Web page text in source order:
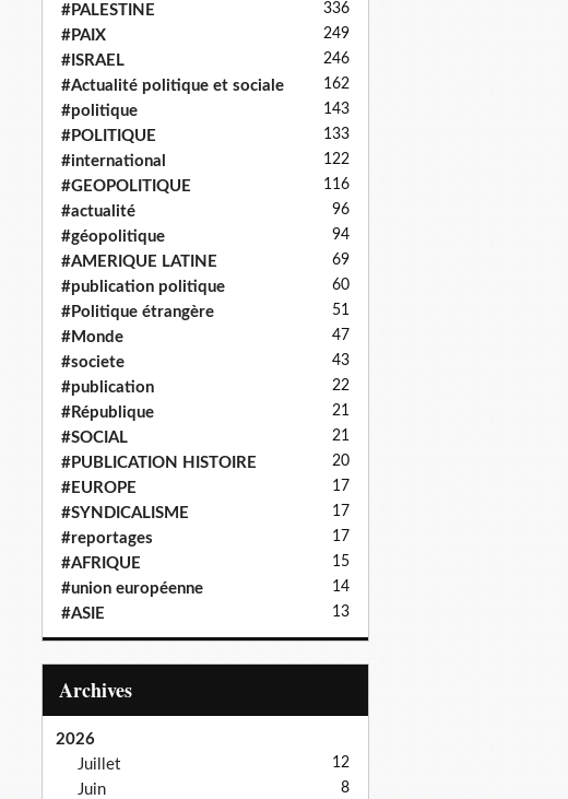
#PALESTINE 336
#PAIX 249
#ISRAEL 246
#Actualité politique et sociale 162
#politique 143
#POLITIQUE 133
#international 122
#GEOPOLITIQUE 116
#actualité 96
#géopolitique 94
#AMERIQUE LATINE 69
#publication politique 60
#Politique étrangère 51
#Monde 47
#societe 43
#publication 22
#République 21
#SOCIAL 21
#PUBLICATION HISTOIRE 20
#EUROPE 17
#SYNDICALISME 17
#reportages 17
#AFRIQUE 15
#union européenne 14
#ASIE 13
Archives
2026
Juillet
12
Juin 8